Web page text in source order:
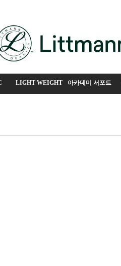
LIGHT WEIGHT 아카데미 서포트